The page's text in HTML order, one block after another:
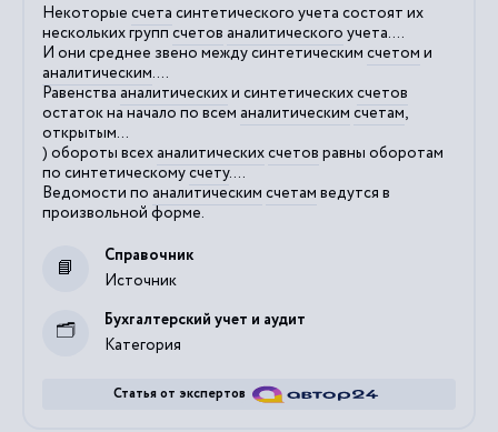
Некоторые счета синтетического учета состоят их
нескольких группсчетов аналитического учета....
И они среднее звено между синтетическим счетом и
аналитическим....
Равенствааналитическихи синтетическихсчетов
остаток на начало по всем аналитическим счетам,
открытым...
) обороты всех аналитическихсчетов равны оборотам
по синтетическомусчету....
Ведомости по аналитическим счетам ведутся в
произвольной форме.
Источник
Справочник
Категория
Бухгалтерский учет и аудит
Статья от экспертов